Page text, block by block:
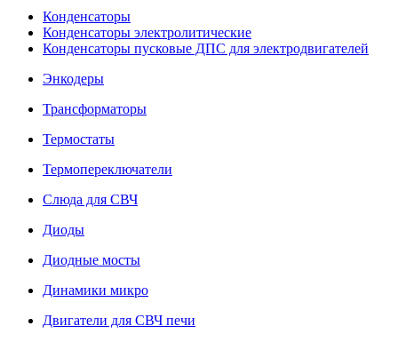
Конденсаторы
Конденсаторы электролитические
Конденсаторы пусковые ДПС для электродвигателей
Энкодеры
Трансформаторы
Термостаты
Термопереключатели
Слюда для СВЧ
Диоды
Диодные мосты
Динамики микро
Двигатели для СВЧ печи